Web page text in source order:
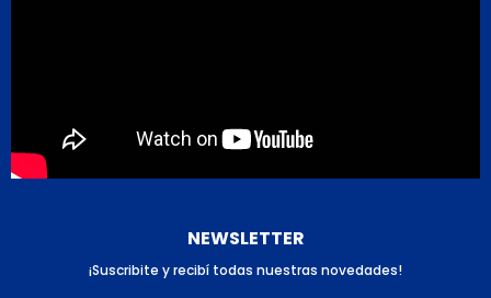
NEWSLETTER
¡Suscribite y recibí todas nuestras novedades!